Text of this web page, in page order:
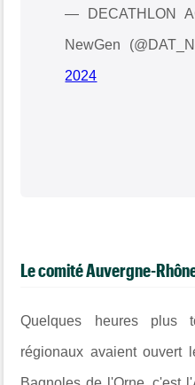
— DECATHLON
NewGen
2024
Le comité Auvergne-
Quelques heures plus
régionaux avaient ouvert